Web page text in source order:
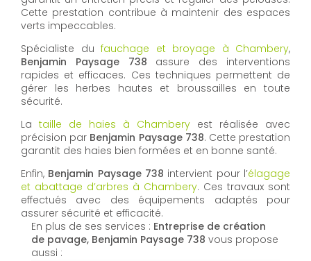
Cette prestation contribue à maintenir des espaces
verts impeccables.
Spécialiste du fauchage et broyage à Chambery,
Benjamin Paysage 738 assure des interventions
rapides et efficaces. Ces techniques permettent de
gérer les herbes hautes et broussailles en toute
sécurité.
La taille de haies à Chambery est réalisée avec
précision par Benjamin Paysage 738. Cette prestation
garantit des haies bien formées et en bonne santé.
Enfin, Benjamin Paysage 738 intervient pour l’élagage
et abattage d’arbres à Chambery. Ces travaux sont
effectués avec des équipements adaptés pour
assurer sécurité et efficacité.
En plus de ses services : Entreprise de création
de pavage, Benjamin Paysage 738 vous propose
aussi :